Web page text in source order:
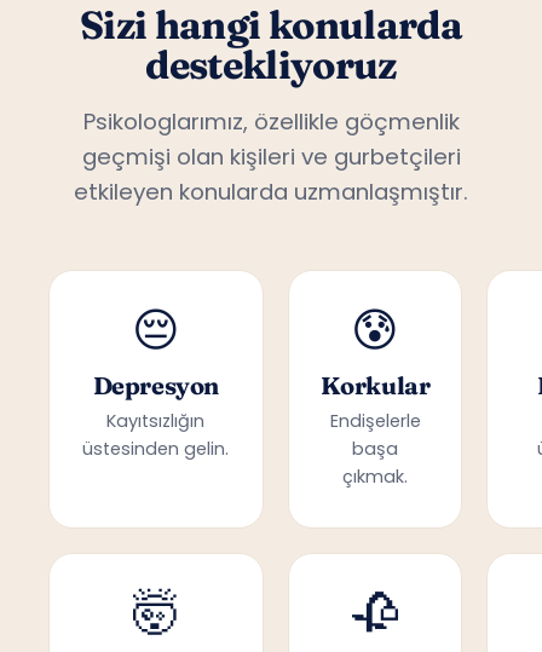
Sizi hangi konularda
destekliyoruz
Psikologlarımız, özellikle göçmenlik
geçmişi olan kişileri ve gurbetçileri
etkileyen konularda uzmanlaşmıştır.
😔
Depresyon
Kayıtsızlığın
üstesinden gelin.
😰
Korkular
Endişelerle
başa
çıkmak.
🤯 🥀